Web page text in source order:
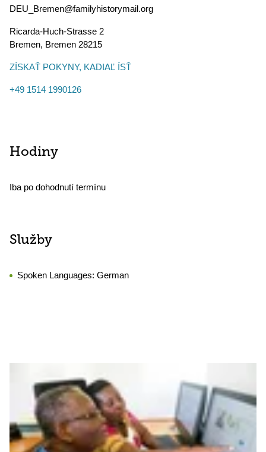
DEU_Bremen@familyhistorymail.org
Ricarda-Huch-Strasse 2
Bremen, Bremen 28215
ZÍSKAŤ POKYNY, KADIAĽ ÍSŤ
+49 1514 1990126
Hodiny
Iba po dohodnutí termínu
Služby
Spoken Languages: German